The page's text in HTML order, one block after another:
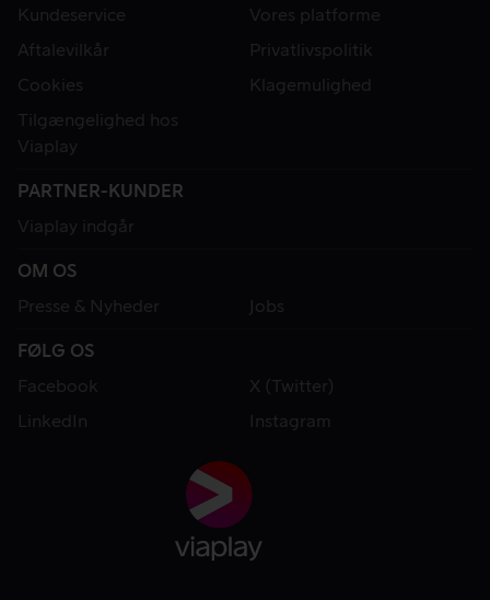
Kundeservice
Vores platforme
Aftalevilkår
Privatlivspolitik
Cookies
Klagemulighed
Tilgængelighed hos
Viaplay
PARTNER-KUNDER
Viaplay indgår
OM OS
Presse & Nyheder
Jobs
FØLG OS
Facebook
X (Twitter)
LinkedIn
Instagram